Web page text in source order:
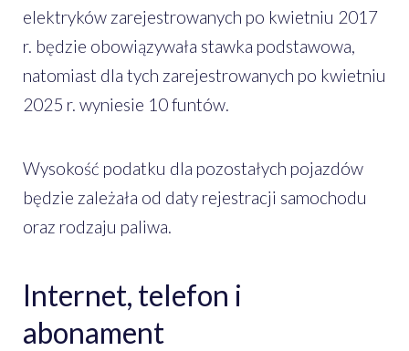
elektryków zarejestrowanych po kwietniu 2017
r. będzie obowiązywała stawka podstawowa,
natomiast dla tych zarejestrowanych po kwietniu
2025 r. wyniesie 10 funtów.
Wysokość podatku dla pozostałych pojazdów
będzie zależała od daty rejestracji samochodu
oraz rodzaju paliwa.
Internet, telefon i
abonament